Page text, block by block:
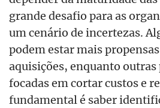
grande desafio para as
um cenário de incertezas.
podem estar mais
aquisições, enquanto outras
focadas em cortar custos e
fundamental é saber